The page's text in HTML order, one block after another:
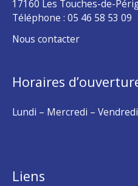
17160 Les Touches-de-
Téléphone : 05 46 58 53 09
Nous contacter
Horaires
Lundi – Mercredi –
Liens